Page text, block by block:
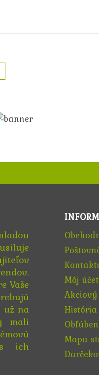
Vaše
na
mali
- ich
Môj účet
Mapa